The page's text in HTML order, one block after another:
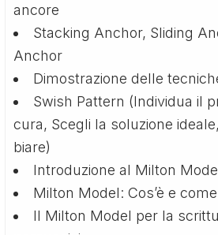
ancore
Stacking Anchor, Sliding
Anchor
Dimostrazione delle
Swish Pattern (Individua il
cura, Scegli la soluzione
biare)
Introduzione al Milton
Milton Model: Cos’è e
Il Milton Model per la